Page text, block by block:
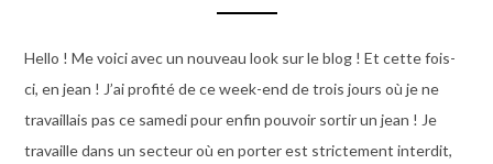
Hello ! Me voici avec un nouveau look sur le blog ! Et cette fois-
ci, en jean ! J’ai profité de ce week-end de trois jours où je ne
travaillais pas ce samedi pour enfin pouvoir sortir un jean ! Je
travaille dans un secteur où en porter est strictement interdit,